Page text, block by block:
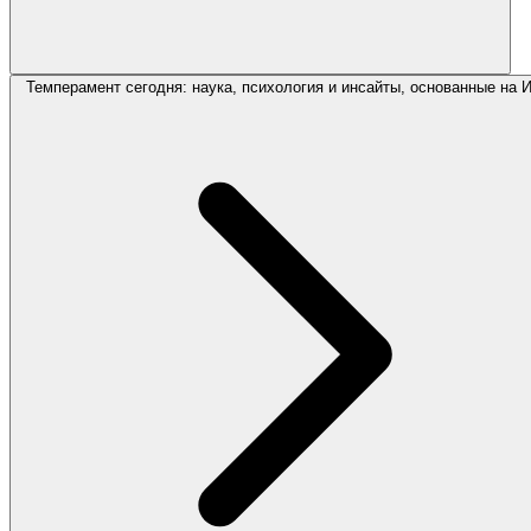
Темперамент сегодня: наука, психология и инсайты, основанные на